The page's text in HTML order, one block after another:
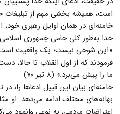
است، همیشه بخشی مهم از تبلیغات
خامنه‌ای در همان اوایل رهبری‌ خود،
خدا به‌طور کلی حامی جمهوری
«این شوخی نیست؛ یک واقعیت
فرمودند که از اول انقلاب تا حالا،
ما را پیش می‌برد.» (۸ تیر ۷۰)
خامنه‌ای بیان این قبیل ادعاها را،
بهانه‌های مختلف ادامه می‌دهد. او
اعتراضات مردمی، به نوعی وانمود